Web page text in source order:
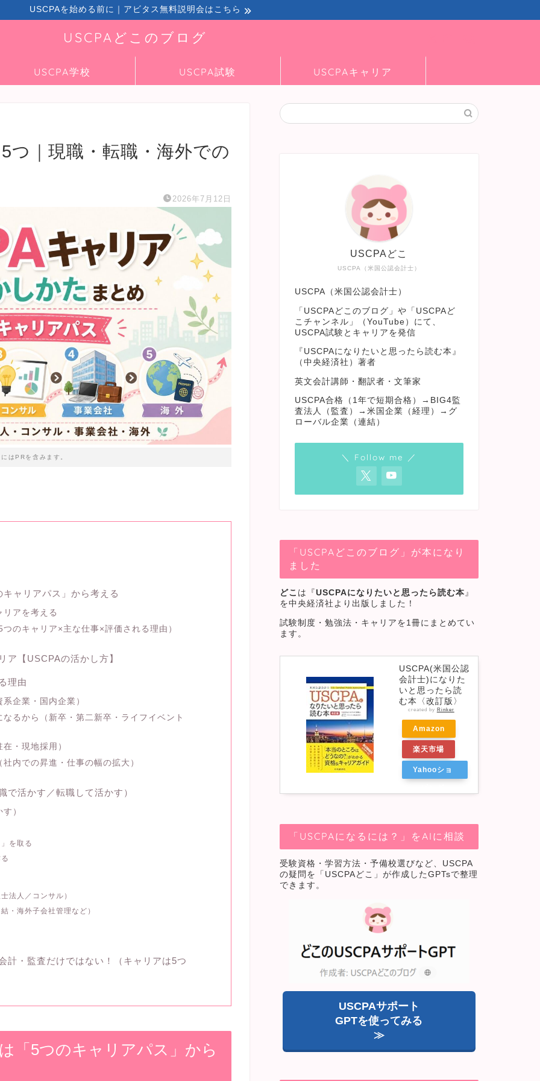
USCPAを始める前に｜アビタス無料説明会はこちら
USCPAどこのブログ
USCPA学校 USCPA試験 USCPAキャリア
つ｜現職・転職・海外での
2026年7月12日
はPRを含みます。
ャリアパス」から考える
アを考える
のキャリア×主な仕事×評価される理由）
ア【USCPAの活かし方】
理由
企業・国内企業）
るから（新卒・第二新卒・ライフイベント
・現地採用）
内での昇進・仕事の幅の拡大）
で活かす／転職して活かす）
）
を取る
法人／コンサル）
・海外子会社管理など）
計・監査だけではない！（キャリアは5つ
「5つのキャリアパス」から
USCPA（米国公認会計士）
USCPAどこ
USCPA（米国公認会計士）
「USCPAどこのブログ」や「USCPAど
こチャンネル」（YouTube）にて、
USCPA試験とキャリアを発信
『USCPAになりたいと思ったら読む本』
（中央経済社）著者
英文会計講師・翻訳者・文筆家
USCPA合格（1年で短期合格）→BIG4監
査法人（監査）→米国企業（経理）→グ
ローバル企業（連結）
＼ Follow me ／
「USCPAどこのブログ」が本になり
ました
どこ は『 USCPAになりたいと思ったら読む本 』
を中央経済社より出版しました！
試験制度・勉強法・キャリアを1冊にまとめてい
ます。
USCPA(米国公認
会計士)になりた
いと思ったら読
む本〈改訂版〉
created by Rinker
Amazon
楽天市場
Yahooショ
「USCPAになるには？」をAIに相談
受験資格・学習方法・予備校選びなど、USCPA
の疑問を「USCPAどこ」が作成したGPTsで整理
できます。
USCPAサポート
GPTを使ってみる
≫